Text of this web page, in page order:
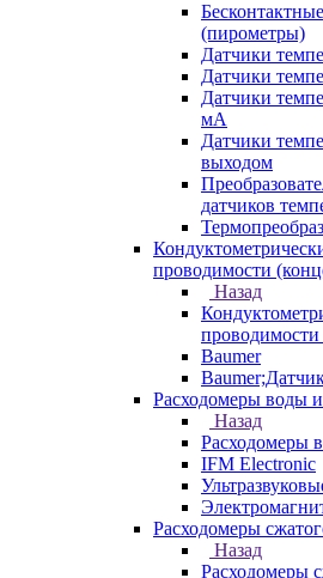
(пирометры)
Датчики
Датчики
Датчики
мА
Датчики
выходом
датчиков
проводимости
Назад
Baumer
Расходомеры воды
Назад
Расходомеры
IFM Electronic
Расходомеры
Назад
Расходомеры